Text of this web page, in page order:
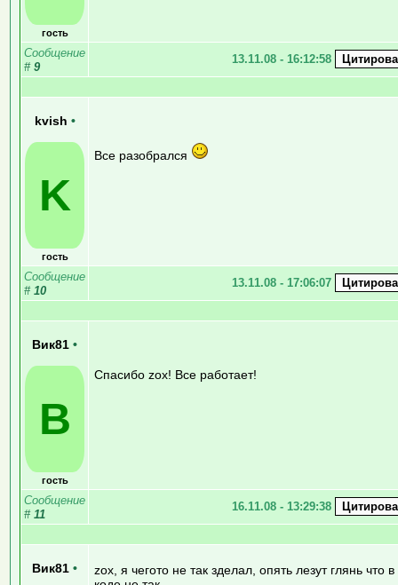
гость
Сообщение
# 9
13.11.08 - 16:12:58
kvish •
K
гость
Все разобрался
Сообщение
# 10
13.11.08 - 17:06:07
Вик81 •
В
гость
Спасибо zox! Все работает!
Сообщение
# 11
16.11.08 - 13:29:38
Вик81 •
zox, я чегото не так зделал, опять лезут глянь что в